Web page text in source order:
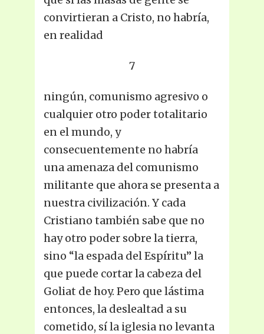
convirtieran a Cristo, no habría,
en realidad
7
ningún, comunismo agresivo o
cualquier otro poder totalitario
en el mundo, y
consecuentemente no habría
una amenaza del comunismo
militante que ahora se presenta a
nuestra civilización. Y cada
Cristiano también sabe que no
hay otro poder sobre la tierra,
sino “la espada del Espíritu” la
que puede cortar la cabeza del
Goliat de hoy. Pero que lástima
entonces, la deslealtad a su
cometido, sí la iglesia no levanta